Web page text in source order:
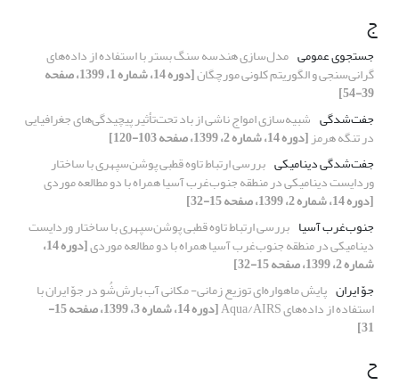
ج
جستجوی عمومی مدل‌سازی هندسه سنگ بستر با استفاده از داده‌های
گرانی‌سنجی و الگوریتم کلونی مورچگان [دوره 14، شماره 1، 1399، صفحه
39-54]
جفت‌شدگی شبیه‌سازی امواج ناشی از باد تحت‌تأثیر پیچیدگی‌های جغرافیایی
در تنگه هرمز[دوره 14، شماره 2، 1399، صفحه 103-120]
جفت‌شدگی دینامیکی بررسی ارتباط تاوه قطبی پوشن‌سپهری با ساختار
وردایست دینامیکی در منطقه جنوب‌غرب آسیا همراه با دو مطالعه موردی
[دوره 14، شماره 2، 1399، صفحه 15-32]
جنوب‌غرب آسیا بررسی ارتباط تاوه قطبی پوشن‌سپهری با ساختار وردایست
دینامیکی در منطقه جنوب‌غرب آسیا همراه با دو مطالعه موردی [دوره 14،
شماره 2، 1399، صفحه 15-32]
جوّ ایران پایش ماهواره‌ای توزیع زمانی- مکانی آب بارش‌شُو در جوّ ایران با
استفاده از داده‌های Aqua/AIRS [دوره 14، شماره 3، 1399، صفحه 15-
31]
ح